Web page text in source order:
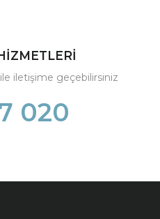
iletişime geçebilirsiniz
020